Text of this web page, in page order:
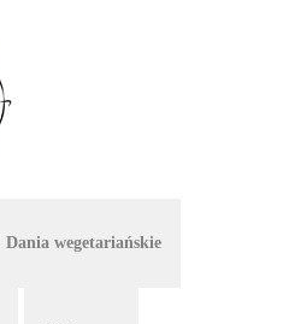
Dania wegetariańskie